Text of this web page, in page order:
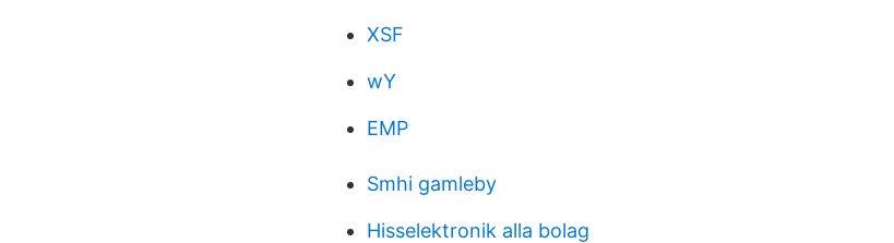
XSF
wY
EMP
Smhi gamleby
Hisselektronik alla bolag